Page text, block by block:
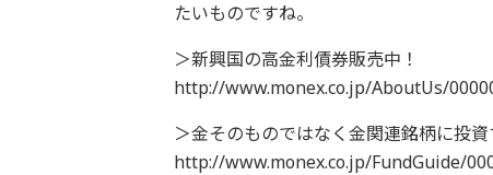
たいものですね。
＞新興国の高金利債券販売中！
http://www.monex.co.jp/AboutUs/
＞金そのものではなく金関連銘柄に投
http://www.monex.co.jp/FundGuide/